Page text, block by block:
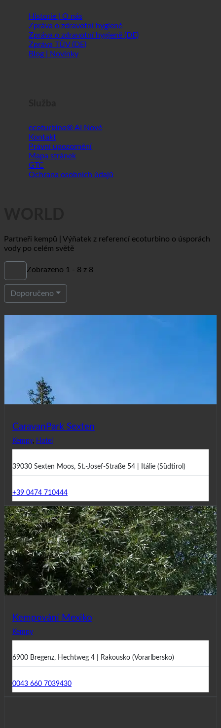
Historie | O nás
Zpráva o zdravotní hygieně
Zpráva o zdravotní hygieně (DE)
Zpráva TÜV (DE)
Blog | Novinky
ecoturbino® AI
Kontakt
Právní upozornění
Mapa stránek
GTC
Ochrana osobních údajů
Partneři kempů | Výňatek z referencí ecoturbino o úsporách
vody po celém světě
Zobrazeno 1 - 8 z 8
Doporučeno
CaravanPark Sexten
Kempy, Hotel
39030 Sexten Moos, St.-Josef-Straße 54 | Itálie (Südtirol)
+39 0474 710444
Kempování Mexiko
Kempy
6900 Bregenz, Hechtweg 4 | Rakousko (Vorarlbersko)
0043 660 7039430